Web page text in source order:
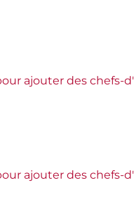
ajouter des chefs-
ajouter des chefs-